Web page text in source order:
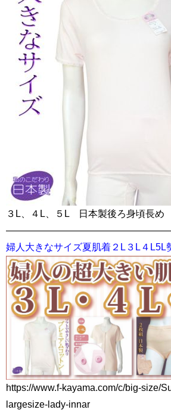
３L、４L、５L 日本製後ろ身頃長め
婦人大きなサイズ夏肌着２L３L４L5L
https://www.f-kayama.com/c/big-size/
largesize-lady-innar